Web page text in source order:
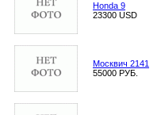
Honda 9
23300 USD
Москвич 2141
55000 РУБ.